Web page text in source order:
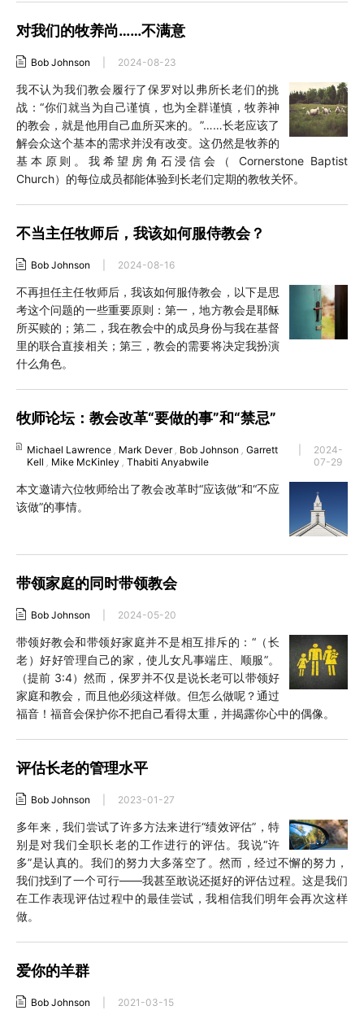
对我们的牧养尚……不满意
Bob Johnson 2024-08-23
我不认为我们教会履行了保罗对以弗所长老们的挑
战：“你们就当为自己谨慎，也为全群谨慎，牧养神
的教会，就是他用自己血所买来的。”……长老应该了
解会众这个基本的需求并没有改变。这仍然是牧养的
基本原则。我希望房角石浸信会（ Cornerstone Baptist
Church）的每位成员都能体验到长老们定期的教牧关怀。
不当主任牧师后，我该如何服侍教会？
Bob Johnson 2024-08-16
不再担任主任牧师后，我该如何服侍教会，以下是思
考这个问题的一些重要原则：第一，地方教会是耶稣
所买赎的；第二，我在教会中的成员身份与我在基督
里的联合直接相关；第三，教会的需要将决定我扮演
什么角色。
牧师论坛：教会改革“要做的事”和“禁忌”
Michael Lawrence , Mark Dever , Bob Johnson ,Garrett
Kell , Mike McKinley ,Thabiti Anyabwile
2024-
07-29
本文邀请六位牧师给出了教会改革时“应该做”和“不应
该做”的事情。
带领家庭的同时带领教会
Bob Johnson 2024-05-20
带领好教会和带领好家庭并不是相互排斥的：“（长
老）好好管理自己的家，使儿女凡事端庄、顺服”。
（提前 3:4）然而，保罗并不仅是说长老可以带领好
家庭和教会，而且他必须这样做。但怎么做呢？通过
福音！福音会保护你不把自己看得太重，并揭露你心中的偶像。
评估长老的管理水平
Bob Johnson 2023-01-27
多年来，我们尝试了许多方法来进行“绩效评估”，特
别是对我们全职长老的工作进行的评估。我说“许
多”是认真的。我们的努力大多落空了。然而，经过不懈的努力，
我们找到了一个可行——我甚至敢说还挺好的评估过程。这是我们
在工作表现评估过程中的最佳尝试，我相信我们明年会再次这样
做。
爱你的羊群
Bob Johnson 2021-03-15